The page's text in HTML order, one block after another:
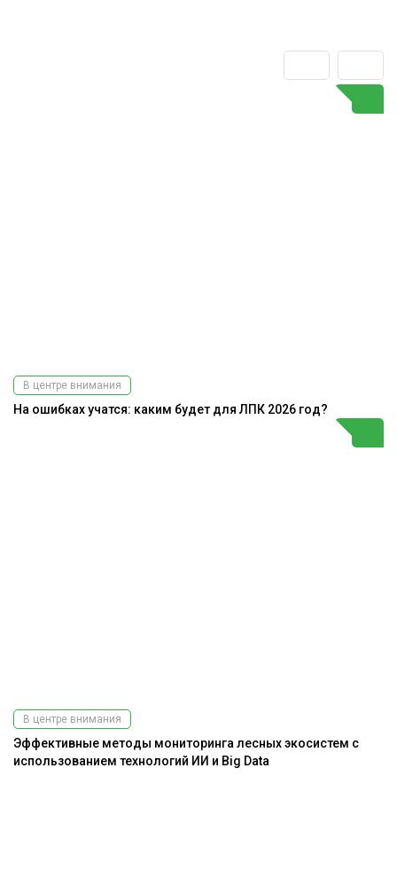
В центре внимания
На ошибках учатся: каким будет для ЛПК 2026 год?
В центре внимания
Эффективные методы мониторинга лесных экосистем с
использованием технологий ИИ и Big Data